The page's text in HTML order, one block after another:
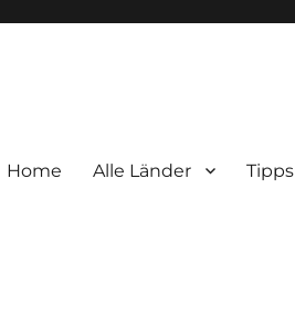
Home Alle Länder Tipps